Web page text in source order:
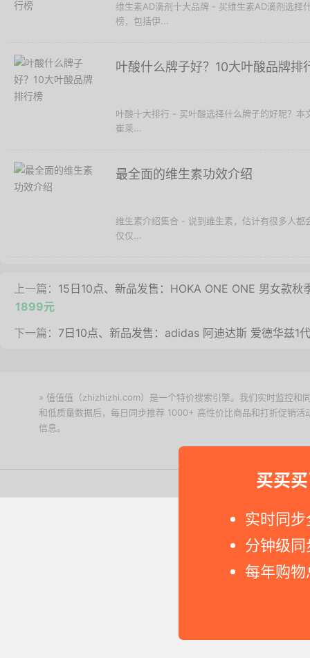
买买
实时同
分钟级
每年购
维生素AD滴剂十大品牌 - 买维生素AD滴剂选择
榜，包括伊...
叶酸什么牌子好？10大叶酸品牌排
叶酸十大排行 - 买叶酸选择什么牌子的好呢？
崔莱...
最全面的维生素功效介绍
维生素介绍集合 - 说到维生素，估计有很多人
仅仅...
上一篇： 15日10点、新品发售：HOKA ONE ONE 男女款
1899元
下一篇： 7日10点、新品发售：adidas 阿迪达斯 爱德华兹1
» 值值值（zhizhizhi.com）是一个特价搜索引擎。我们实时监控和
和低质量数据后，每日同步推荐 1000+ 高性价比商品和打折促销
信息。
Copyright © 2011-2026 网购